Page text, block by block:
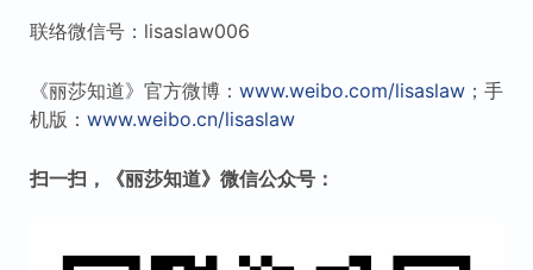
联络微信号：lisaslaw006
《丽莎知道》官方微博：www.weibo.com/lisaslaw ；手
机版： www.weibo.cn/lisaslaw
扫一扫，《丽莎知道》微信公众号：